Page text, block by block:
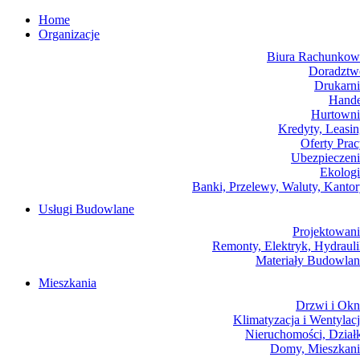
Home
Organizacje
Biura
Kredyty,
Oferty
Banki, Przelewy, Waluty,
Usługi Budowlane
Remonty, Elektryk,
Materiały
Mieszkania
Drzwi i
Klimatyzacja i
Nieruchomości,
Domy,